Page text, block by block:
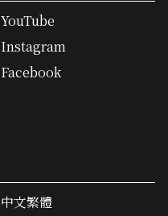
YouTube
Instagram
Facebook
中文繁體